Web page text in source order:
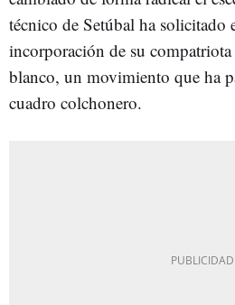
técnico de Setúbal ha solicitado
incorporación de su
blanco, un movimiento que ha
cuadro colchonero.